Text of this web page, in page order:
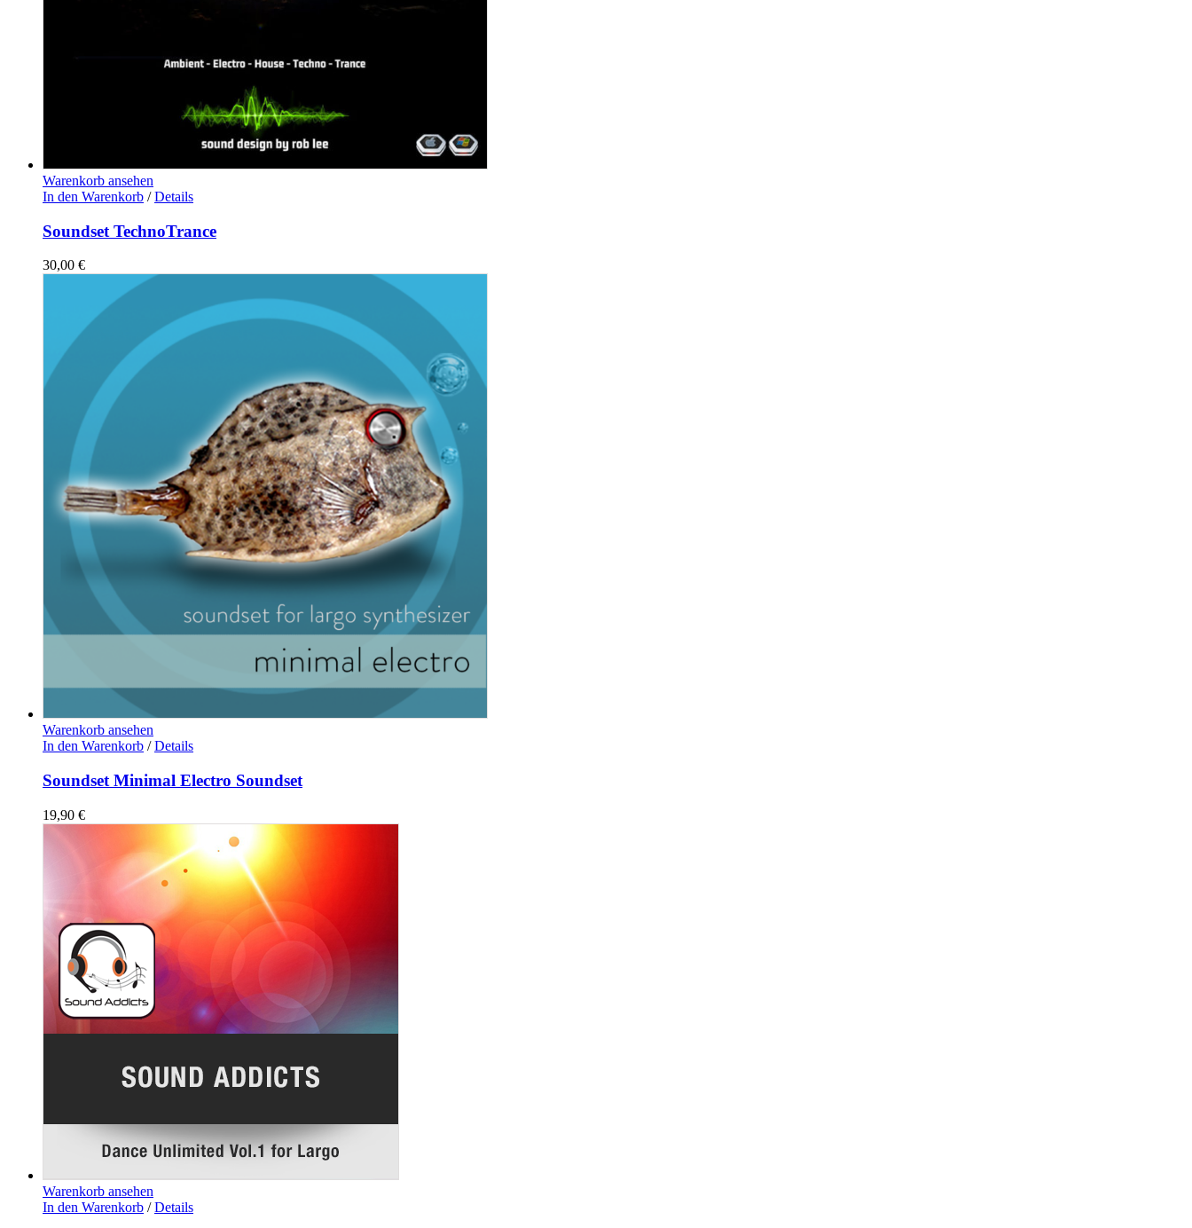
Warenkorb ansehen
In den Warenkorb / Details
Soundset TechnoTrance
30,00 €
Warenkorb ansehen
In den Warenkorb / Details
Soundset Minimal Electro Soundset
19,90 €
Warenkorb ansehen
In den Warenkorb / Details